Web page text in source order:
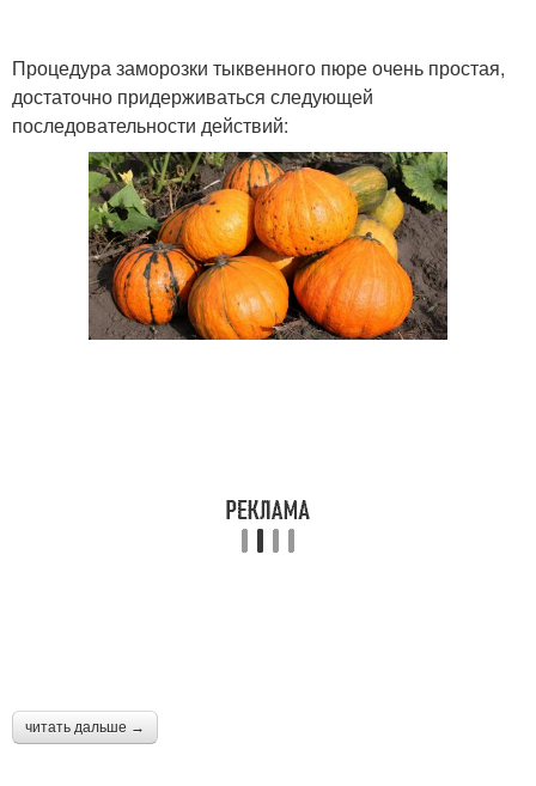
Процедура заморозки тыквенного пюре очень простая,
достаточно придерживаться следующей
последовательности действий:
читать дальше →